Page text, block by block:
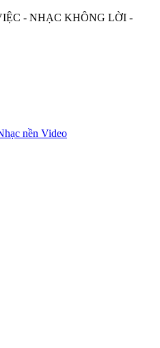
- NHẠC KHÔNG LỜI -
nền Video